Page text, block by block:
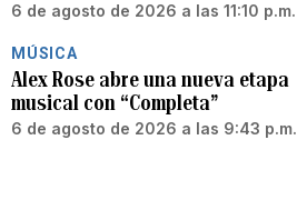
6 de agosto de 2026 a las 11:10 p.m.
MÚSICA
Alex Rose abre una nueva etapa
musical con “Completa”
6 de agosto de 2026 a las 9:43 p.m.